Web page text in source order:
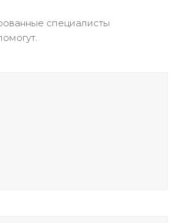
специалисты